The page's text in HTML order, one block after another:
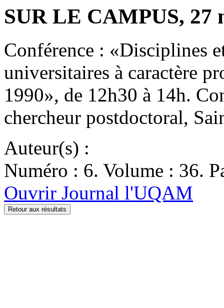
SUR LE CAMPUS, 27
Conférence : «Disciplines
universitaires à caractère
1990», de 12h30 à 14h.
chercheur postdoctoral,
Auteur(s) :
Numéro : 6. Volume : 36.
Ouvrir Journal l'UQAM
Retour aux résultats